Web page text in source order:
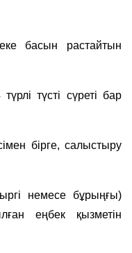
басын растайтын
түсті сүреті бар
бірге, салыстыру
немесе бұрыңғы)
еңбек қызметін